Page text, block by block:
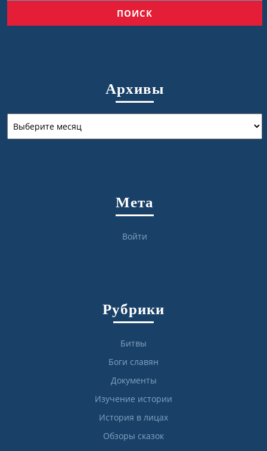
Архивы
Мета
Войти
Рубрики
Битвы
Боги славян
Документы
Изучение истории
История в лицах
Обзоры сказок